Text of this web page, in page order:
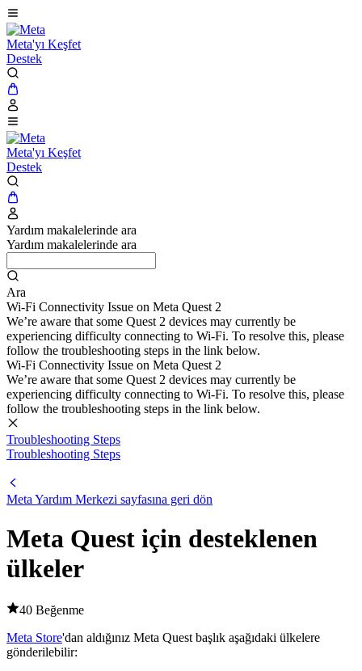
Meta'yı Keşfet
Destek
Meta'yı Keşfet
Destek
Yardım makalelerinde ara
Yardım makalelerinde ara
Ara
Wi-Fi Connectivity Issue on Meta Quest 2
We’re aware that some Quest 2 devices may currently be
experiencing difficulty connecting to Wi-Fi. To resolve this, please
follow the troubleshooting steps in the link below.
Wi-Fi Connectivity Issue on Meta Quest 2
We’re aware that some Quest 2 devices may currently be
experiencing difficulty connecting to Wi-Fi. To resolve this, please
follow the troubleshooting steps in the link below.
Troubleshooting Steps
Troubleshooting Steps
Meta Yardım Merkezi sayfasına geri dön
Meta Quest için desteklenen
ülkeler
40 Beğenme
Meta Store'dan aldığınız Meta Quest başlık aşağıdaki ülkelere
gönderilebilir: